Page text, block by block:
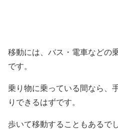
移動には、バス・電車などの
です。
乗り物に乗っている間なら、
りできるはずです。
歩いて移動することもあるで